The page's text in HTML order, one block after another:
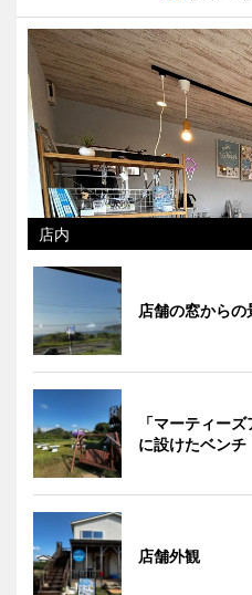
店内
店舗の窓からの
「マーティー
に設けたベンチ
店舗外観